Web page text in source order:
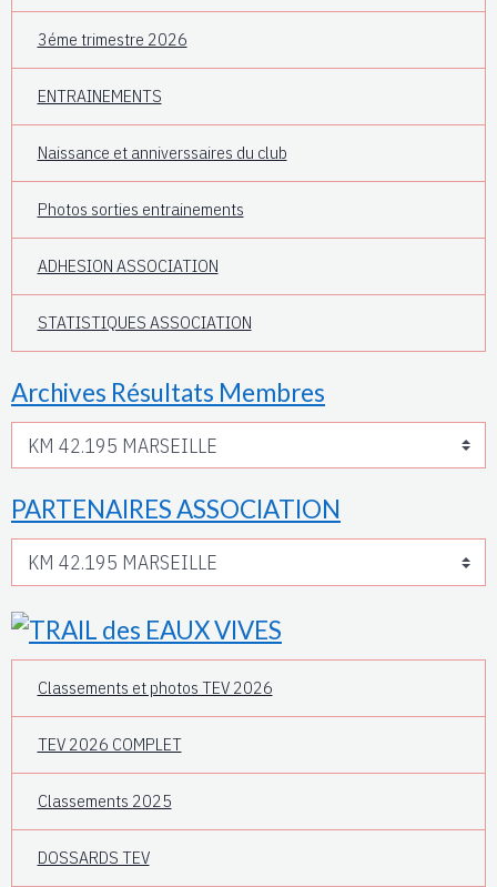
3éme trimestre 2026
ENTRAINEMENTS
Naissance et anniverssaires du club
Photos sorties entrainements
ADHESION ASSOCIATION
STATISTIQUES ASSOCIATION
Archives Résultats Membres
PARTENAIRES ASSOCIATION
Classements et photos TEV 2026
TEV 2026 COMPLET
Classements 2025
DOSSARDS TEV